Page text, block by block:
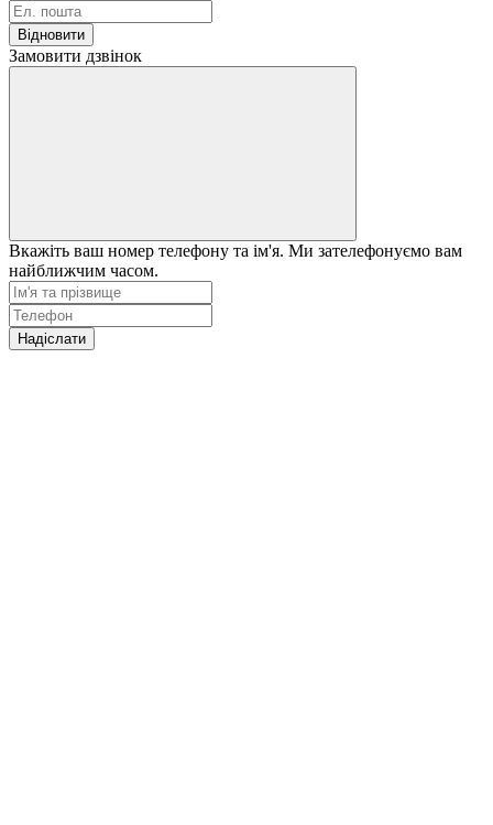
Відновити
Замовити дзвінок
Вкажіть ваш номер телефону та ім'я. Ми зателефонуємо вам
найближчим часом.
Надіслати